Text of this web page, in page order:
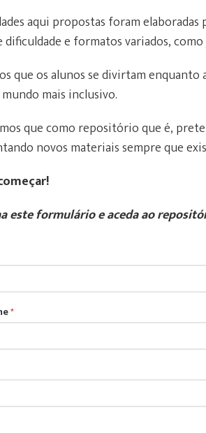
aqui propostas foram
dificuldade e formatos variados,
que os alunos se divirtam
mais inclusivo.
que como repositório que é,
novos materiais sempre que
este formulário e aceda ao
*